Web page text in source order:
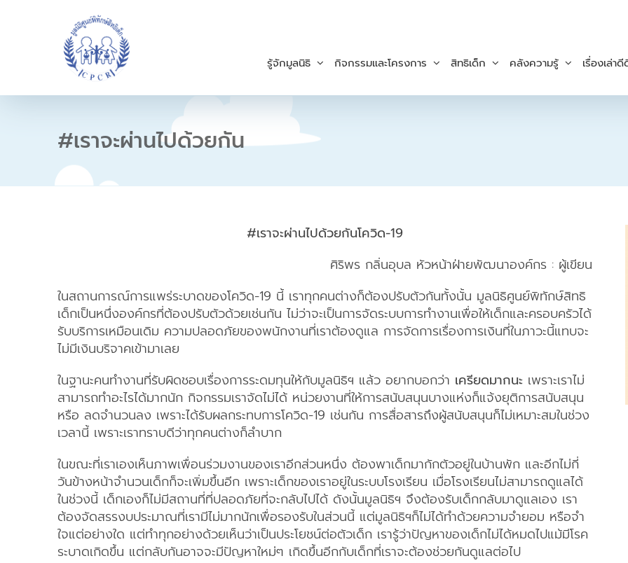
c
t
รู้จักมูลนิธิ กิจกรรมและโครงการ สิทธิเด็ก คลังความรู้ เรื่องเล่า
#เราจะผ่านไปด้วยกัน
#เราจะผ่านไปด้วยกันโควิด-19
ศิริพร กลิ่นอุบล หัวหน้าฝ่ายพัฒนาองค์กร : ผู้เขียน
ในสถานการณ์การแพร่ระบาดของโควิด-19 นี้ เราทุกคนต่างก็ต้องปรับตัวกันทั้งนั้น มูลนิธิศูนย์พิทักษ์สิทธิ
เด็กเป็นหนึ่งองค์กรที่ต้องปรับตัวด้วยเช่นกัน ไม่ว่าจะเป็นการจัดระบบการทำงานเพื่อให้เด็กและครอบครัวได้
รับบริการเหมือนเดิม ความปลอดภัยของพนักงานที่เราต้องดูแล การจัดการเรื่องการเงินที่ในภาวะนี้แทบจะ
ไม่มีเงินบริจาคเข้ามาเลย
ในฐานะคนทำงานที่รับผิดชอบเรื่องการระดมทุนให้กับมูลนิธิฯ แล้ว อยากบอกว่า เครียดมากนะเพราะเราไม่
สามารถทำอะไรได้มากนัก กิจกรรมเราจัดไม่ได้ หน่วยงานที่ให้การสนับสนุนบางแห่งก็แจ้งยุติการสนับสนุน
หรือ ลดจำนวนลง เพราะได้รับผลกระทบการโควิด-19 เช่นกัน การสื่อสารถึงผู้สนับสนุนก็ไม่เหมาะสมในช่วง
เวลานี้ เพราะเราทราบดีว่าทุกคนต่างก็ลำบาก
ในขณะที่เราเองเห็นภาพเพื่อนร่วมงานของเราอีกส่วนหนึ่ง ต้องพาเด็กมากักตัวอยู่ในบ้านพัก และอีกไม่กี่
วันข้างหน้าจำนวนเด็กก็จะเพิ่มขึ้นอีก เพราะเด็กของเราอยู่ในระบบโรงเรียน เมื่อโรงเรียนไม่สามารถดูแลได้
ในช่วงนี้ เด็กเองก็ไม่มีสถานที่ที่ปลอดภัยที่จะกลับไปได้ ดังนั้นมูลนิธิฯ จึงต้องรับเด็กกลับมาดูแลเอง เรา
ต้องจัดสรรงบประมาณที่เรามีไม่มากนักเพื่อรองรับในส่วนนี้ แต่มูลนิธิฯก็ไม่ได้ทำด้วยความจำยอม หรือจำ
ใจแต่อย่างใด แต่ทำทุกอย่างด้วยเห็นว่าเป็นประโยชน์ต่อตัวเด็ก เรารู้ว่าปัญหาของเด็กไม่ได้หมดไปแม้มีโรค
ระบาดเกิดขึ้น แต่กลับกันอาจจะมีปัญหาใหม่ๆ เกิดขึ้นอีกกับเด็กที่เราจะต้องช่วยกันดูแลต่อไป